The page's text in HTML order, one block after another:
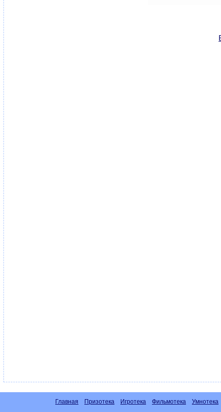
Главная Призотека Игротека Фильмотека Умнотека